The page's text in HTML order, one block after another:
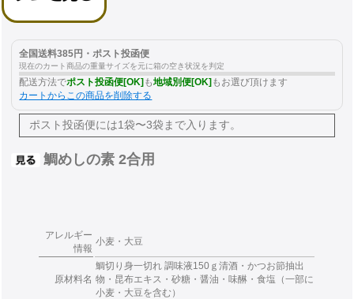
全国送料385円・ポスト投函便
現在のカート商品の重量サイズを元に箱の空き状況を判定
配送方法でポスト投函便[OK]も地域別便[OK]もお選び頂けます
カートからこの商品を削除する
ポスト投函便には1袋〜3袋まで入ります。
鯛めしの素 2合用
アレルギー
情報
小麦・大豆
原材料名
鯛切り身一切れ 調味液150ｇ清酒・かつお節抽出
物・昆布エキス・砂糖・醤油・味醂・食塩（一部に
小麦・大豆を含む）